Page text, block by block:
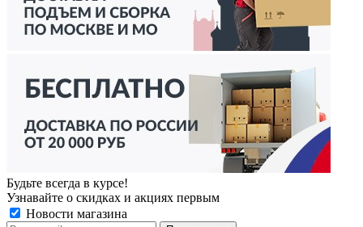
Будьте всегда в курсе!
Узнавайте о скидках и акциях первым
Новости магазина